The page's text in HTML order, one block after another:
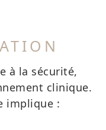
à la sécurité,
clinique.
implique :